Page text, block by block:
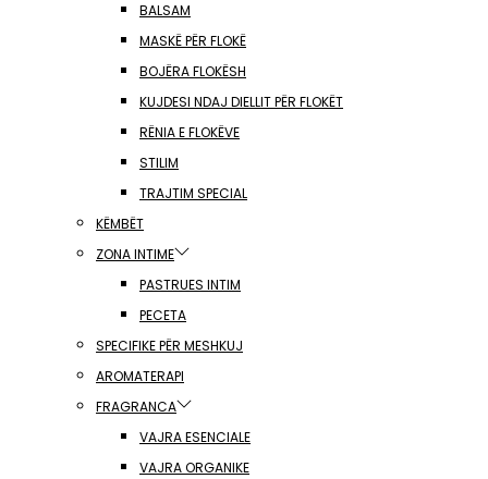
BALSAM
MASKË PËR FLOKË
BOJËRA FLOKËSH
KUJDESI NDAJ DIELLIT PËR FLOKËT
RËNIA E FLOKËVE
STILIM
TRAJTIM SPECIAL
KËMBËT
ZONA INTIME
PASTRUES INTIM
PECETA
SPECIFIKE PËR MESHKUJ
AROMATERAPI
FRAGRANCA
VAJRA ESENCIALE
VAJRA ORGANIKE